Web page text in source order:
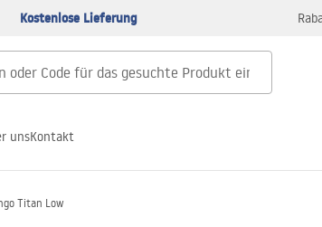
Kostenlose Lieferung
unsKontakt
Titan Low